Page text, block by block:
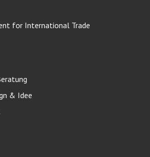
for International Trade
& Idee